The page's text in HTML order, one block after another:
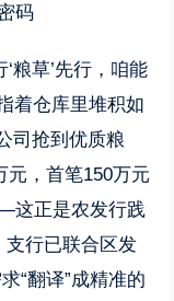
码
粮草’先行，咱能
着仓库里堆积如
司抢到优质粮
元，首笔150万元
这正是农发行践
支行已联合区发
“翻译”成精准的